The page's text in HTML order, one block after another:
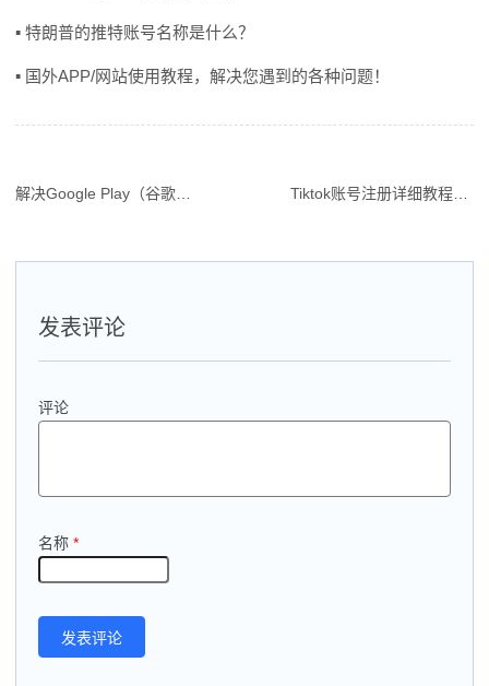
▪ 特朗普的推特账号名称是什么？
▪ 国外APP/网站使用教程，解决您遇到的各种问题！
文
导
发表评论
评论
名称 *